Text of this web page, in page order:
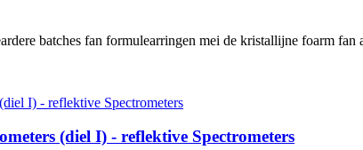
batches fan formulearringen mei de kristallijne foarm
(diel I) - reflektive Spectrometers